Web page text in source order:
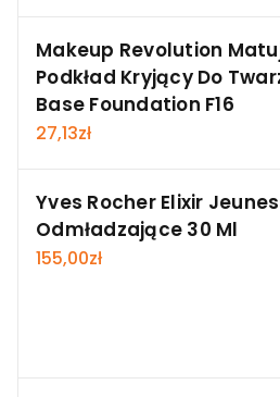
Makeup Revolution
Podkład Kryjący Do
Base Foundation F16
27,13zł
Yves Rocher Elixir
Odmładzające 30 Ml
155,00zł